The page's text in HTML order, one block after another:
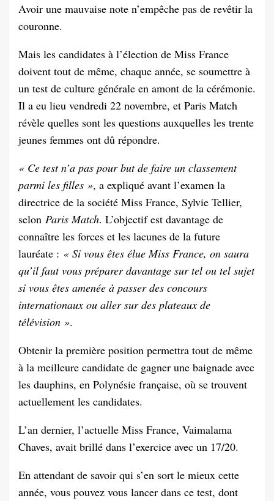
Avoir une mauvaise note n’empêche pas de revêtir la
couronne.
Mais les candidates à l’élection de Miss France
doivent tout de même, chaque année, se soumettre à
un test de culture générale en amont de la cérémonie.
Il a eu lieu vendredi 22 novembre, et Paris Match
révèle quelles sont les questions auxquelles les trente
jeunes femmes ont dû répondre.
« Ce test n’a pas pour but de faire un classement
parmi les filles », a expliqué avant l’examen la
directrice de la société Miss France, Sylvie Tellier,
selon Paris Match. L’objectif est davantage de
connaître les forces et les lacunes de la future
lauréate : « Si vous êtes élue Miss France, on saura
qu’il faut vous préparer davantage sur tel ou tel sujet
si vous êtes amenée à passer des concours
internationaux ou aller sur des plateaux de
télévision ».
Obtenir la première position permettra tout de même
à la meilleure candidate de gagner une baignade avec
les dauphins, en Polynésie française, où se trouvent
actuellement les candidates.
L’an dernier, l’actuelle Miss France, Vaimalama
Chaves, avait brillé dans l’exercice avec un 17/20.
En attendant de savoir qui s’en sort le mieux cette
année, vous pouvez vous lancer dans ce test, dont